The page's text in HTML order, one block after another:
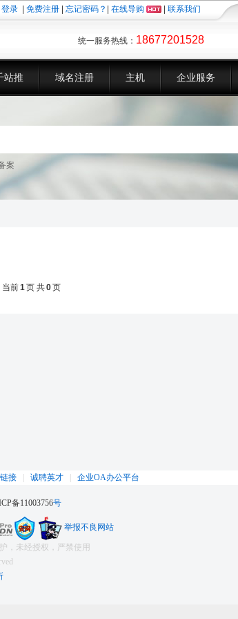
登录 免费注册 忘记密码？ 在线导购 联系我们
统一服务热线： 18677201528
站推 域名注册 主机 企业服务
案
当前1页 共0页
接| 诚聘英才| 企业OA办公平台
备11003756号
举报不良网站
，未经授权，严禁使用